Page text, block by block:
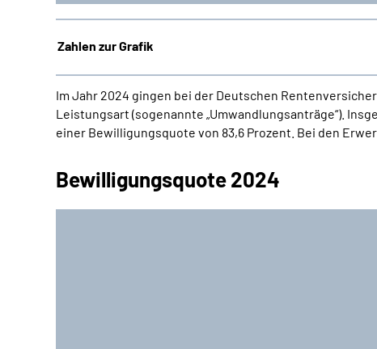
Zahlen zur Grafik
Im Jahr 2024 gingen bei der Deutschen
Leistungsart (sogenannte „Umwandlungsanträge“).
einer Bewilligungsquote von 83,6 Prozent. Bei den
Bewilligungsquote 2024